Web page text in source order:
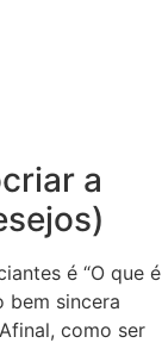
a
é “O que é
bem sincera
como ser